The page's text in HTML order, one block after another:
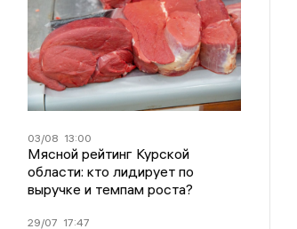
03/08 13:00
Мясной рейтинг Курской
области: кто лидирует по
выручке и темпам роста?
29/07 17:47